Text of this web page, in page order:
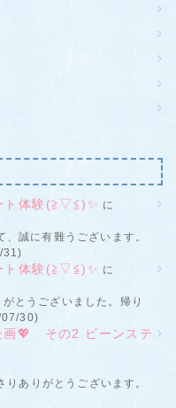
ト体験(≧▽≦)✨ に
誠に有難うございます。
31)
ト体験(≧▽≦)✨ に
とうございました。帰り
07/30)
画💖 その2 ビーンステ
ありがとうございます。